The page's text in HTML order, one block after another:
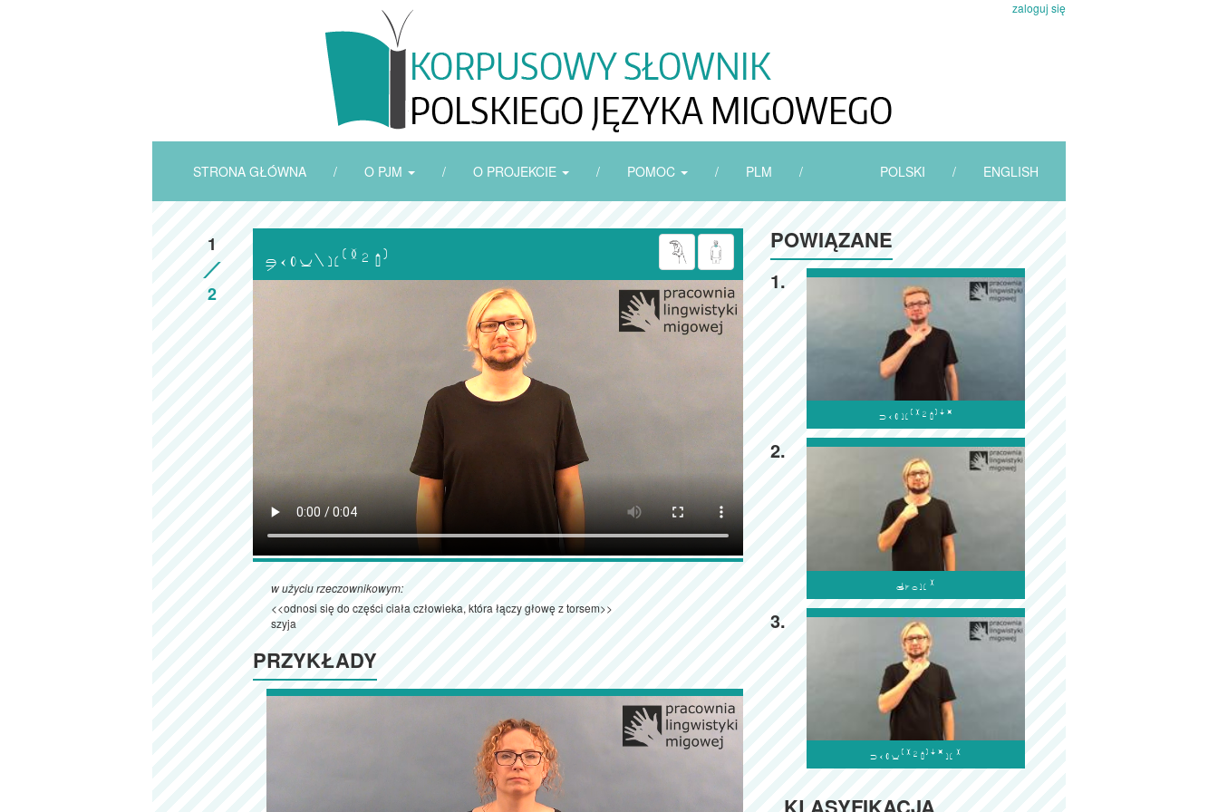
zaloguj się
STRONA GŁÓWNA / O PJM / O PROJEKCIE / POMOC / PLM / POLSKI / ENGLISH
1
2

w użyciu rzeczownikowym:
<<odnosi się do części ciała człowieka, która łączy głowę z torsem>>
szyja
PRZYKŁADY
POWIĄZANE
1.

2.

3.
